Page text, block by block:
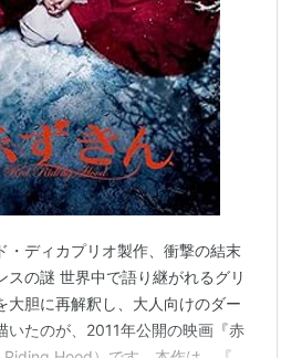
プロダクションデザイナー
・ディカプリオ製作、衝撃の結末
スの謎 世界中で語り継がれるグリ
大胆に再解釈し、大人向けのダー
いたのが、2011年公開の映画『赤